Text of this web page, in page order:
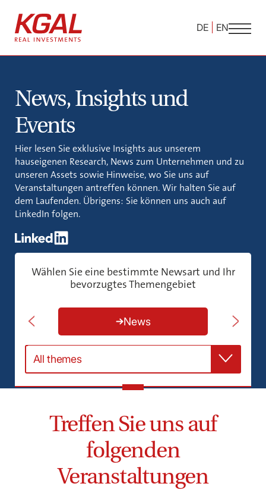
EN
DE
News, Insights und
Events
Hier lesen Sie exklusive Insights aus unserem
hauseigenen Research, News zum Unternehmen und zu
unseren Assets sowie Hinweise, wo Sie uns auf
Veranstaltungen antreffen können. Wir halten Sie auf
dem Laufenden. Übrigens: Sie können uns auch auf
LinkedIn folgen.
Wählen Sie eine bestimmte Newsart und Ihr
bevorzugtes Themengebiet
News
All themes
Treffen Sie uns auf
folgenden
Veranstaltungen